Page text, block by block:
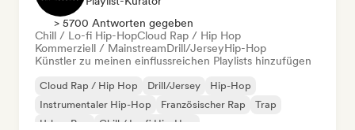
> 5700 Antworten gegeben
Chill / Lo-fi Hip-HopCloud Rap / Hip Hop
Kommerziell / MainstreamDrill/JerseyHip-Hop
Künstler zu meinen einflussreichen Playlists hinzufügen
Cloud Rap / Hip Hop Drill/Jersey
Hip-Hop
Instrumentaler Hip-Hop
Französischer Rap
Trap
Urban Pop
Chill / Lo-fi Hip-Hop